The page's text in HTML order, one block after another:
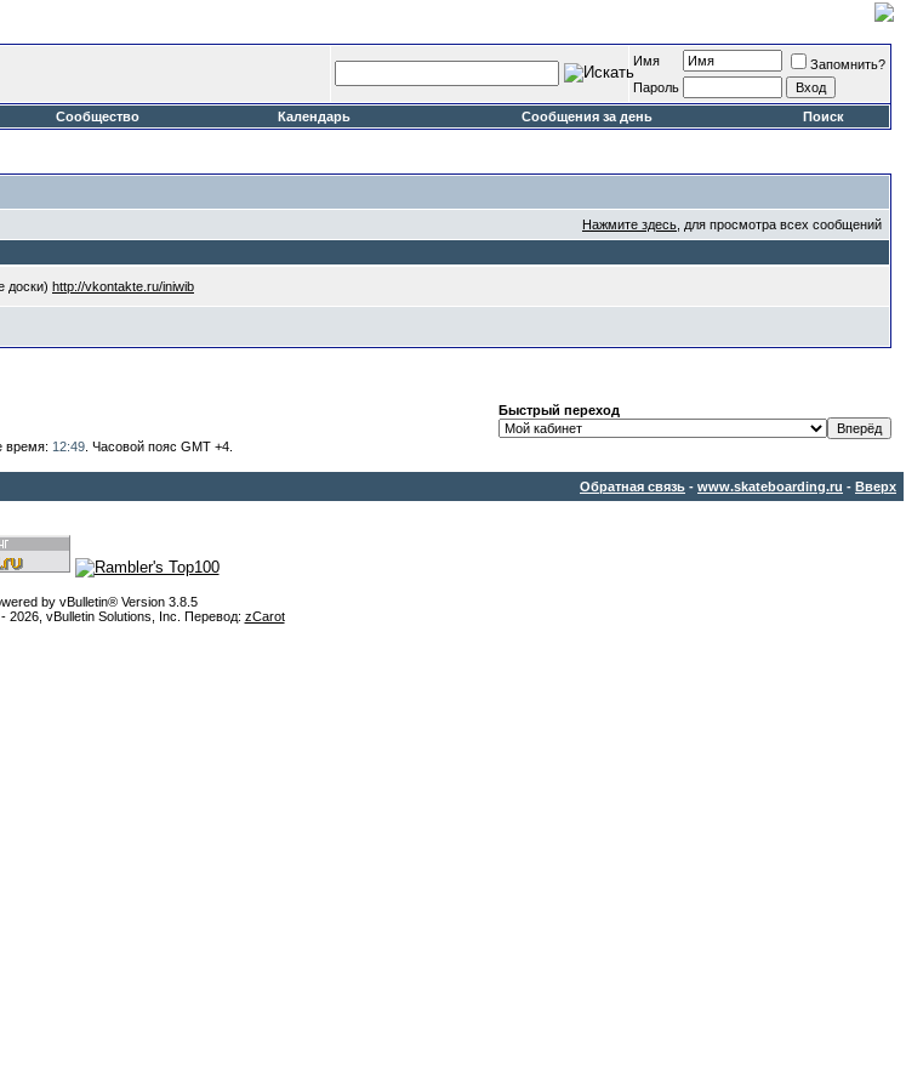
Имя
Запомнить?
Пароль
Сообщество Календарь Сообщения за день Поиск
Нажмите здесь , для просмотра всех сообщений
доски) http://vkontakte.ru/iniwib
Быстрый переход
время: 12:49 . Часовой пояс GMT +4.
Обратная связь - www.skateboarding.ru - Вверх
by vBulletin® Version 3.8.5
2026, vBulletin Solutions, Inc. Перевод: zCarot